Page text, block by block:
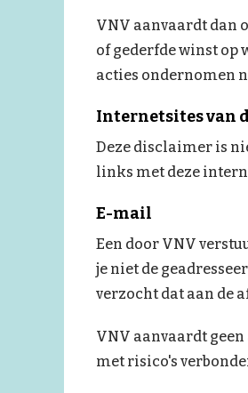
VNV aanvaardt dan
of gederfde winst op
acties ondernomen
Internetsites van
Deze disclaimer is
links met deze
E-mail
Een door VNV
je niet de
verzocht dat aan de
VNV aanvaardt
met risico's